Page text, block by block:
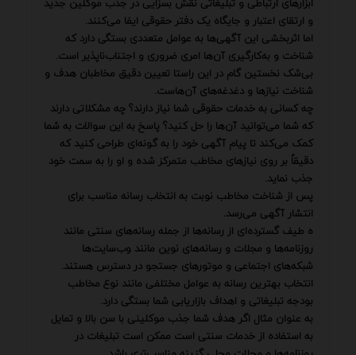
و ارتقای اعتبار و جایگاه یک دفتر حقوقی ایفا می‌کنند.
اما اثربخشی این آگهی‌ها به عوامل متعددی بستگی دارد که
شناخت و به‌کارگیری آن‌ها امری ضروری و اجتناب‌ناپذیر است.
بی‌شک نخستین گام در این راستا تعیین دقیق مخاطبان هدف و
شناخت نیازها و دغدغه‌های آن‌هاست.
چه کسانی به خدمات حقوقی شما نیاز دارند؟ چه مشکلاتی دارند
که شما می‌توانید آن‌ها را حل کنید؟ پاسخ به این سوالات به شما
کمک می‌کند تا پیام آگهی خود را به گونه‌ای طراحی کنید که
دقیقاً بر روی نیازهای مخاطب متمرکز شده و او را به سمت خود
جذب نماید.
پس از شناخت مخاطب نوبت به انتخاب رسانه مناسب برای
انتشار آگهی می‌رسد.
ه طیف گسترده‌ای از رسانه‌ها از جمله رسانه‌های سنتی مانند
روزنامه‌ها و مجلات و رسانه‌های نوین مانند وب‌سایت‌ها
شبکه‌های اجتماعی و موتورهای جستجو در دسترس هستند.
انتخاب بهترین رسانه به عوامل مختلفی مانند نوع مخاطب
بودجه تبلیغاتی و اهداف بازاریابی شما بستگی دارد.
به عنوان مثال اگر هدف شما جذب موکلینی با سن بالا و تمایل
به استفاده از خدمات سنتی است ممکن است تبلیغات در